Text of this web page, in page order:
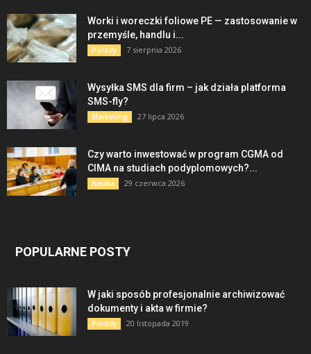
Worki i woreczki foliowe PE — zastosowanie w
przemyśle, handlu i...
Porady 7 sierpnia 2026
Wysyłka SMS dla firm – jak działa platforma
SMS-fly?
Marketing 27 lipca 2026
Czy warto inwestować w program CGMA od
CIMA na studiach podyplomowych?...
Nauka 29 czerwca 2026
POPULARNE POSTY
W jaki sposób profesjonalnie archiwizować
dokumenty i akta w firmie?
Porady 20 listopada 2019